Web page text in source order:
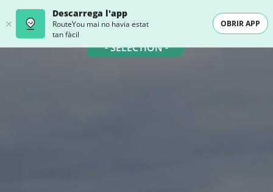
Descarrega l'app
RouteYou mai no havia estat
tan fàcil
OBRIR APP
- SELECTION -